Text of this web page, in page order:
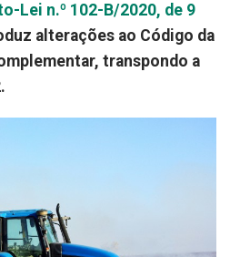
Lei n.º 102-B/2020, de 9
alterações ao Código da
transpondo a